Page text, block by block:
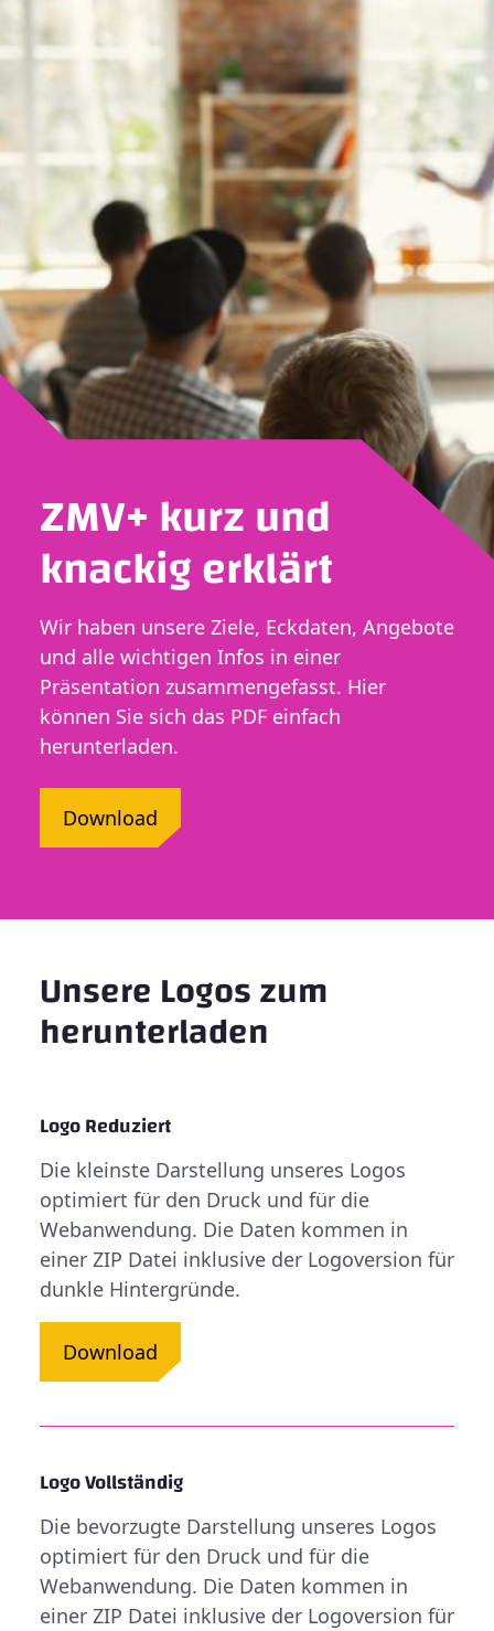
ZMV+ kurz und
knackig erklärt
Wir haben unsere Ziele, Eckdaten, Angebote
und alle wichtigen Infos in einer
Präsentation zusammengefasst. Hier
können Sie sich das PDF einfach
herunterladen.
Download
Unsere Logos zum
herunterladen
Logo Reduziert
Die kleinste Darstellung unseres Logos
optimiert für den Druck und für die
Webanwendung. Die Daten kommen in
einer ZIP Datei inklusive der Logoversion für
dunkle Hintergründe.
Download
Logo Vollständig
Die bevorzugte Darstellung unseres Logos
optimiert für den Druck und für die
Webanwendung. Die Daten kommen in
einer ZIP Datei inklusive der Logoversion für